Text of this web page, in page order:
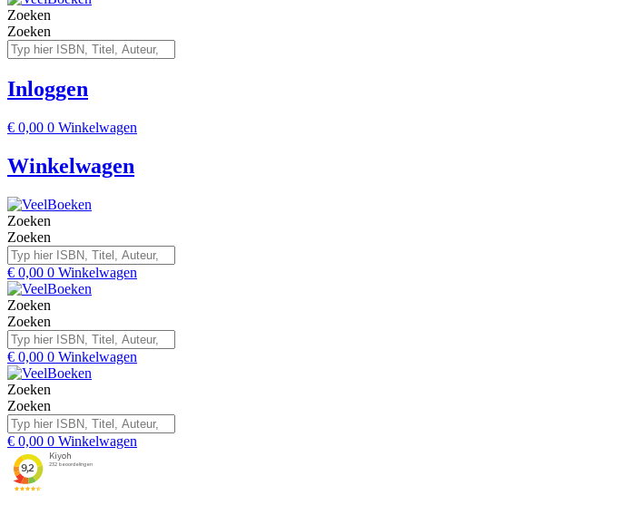
Zoeken
Zoeken
Inloggen
€ 0,00 0 Winkelwagen
Winkelwagen
Zoeken
Zoeken
€ 0,00 0 Winkelwagen
Zoeken
Zoeken
€ 0,00 0 Winkelwagen
Zoeken
Zoeken
€ 0,00 0 Winkelwagen